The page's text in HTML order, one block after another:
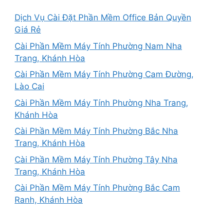
Dịch Vụ Cài Đặt Phần Mềm Office Bản Quyền
Giá Rẻ
Cài Phần Mềm Máy Tính Phường Nam Nha
Trang, Khánh Hòa
Cài Phần Mềm Máy Tính Phường Cam Đường,
Lào Cai
Cài Phần Mềm Máy Tính Phường Nha Trang,
Khánh Hòa
Cài Phần Mềm Máy Tính Phường Bắc Nha
Trang, Khánh Hòa
Cài Phần Mềm Máy Tính Phường Tây Nha
Trang, Khánh Hòa
Cài Phần Mềm Máy Tính Phường Bắc Cam
Ranh, Khánh Hòa